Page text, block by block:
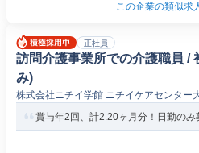
この企業の類似求
正社員
訪問介護事業所での介護職員 /
み)
株式会社ニチイ学館 ニチイケアセンター
賞与年2回、計2.20ヶ月分！日勤のみ